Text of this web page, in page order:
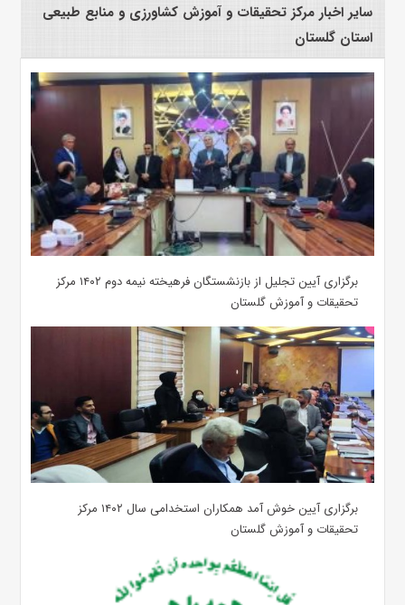
سایر اخبار مرکز تحقیقات و آموزش کشاورزی و منابع طبیعی
استان گلستان
برگزاری آیین تجلیل از بازنشستگان فرهیخته نیمه دوم ۱۴۰۲ مرکز
تحقیقات و آموزش گلستان
برگزاری آیین خوش آمد همکاران استخدامی سال ۱۴۰۲ مرکز
تحقیقات و آموزش گلستان